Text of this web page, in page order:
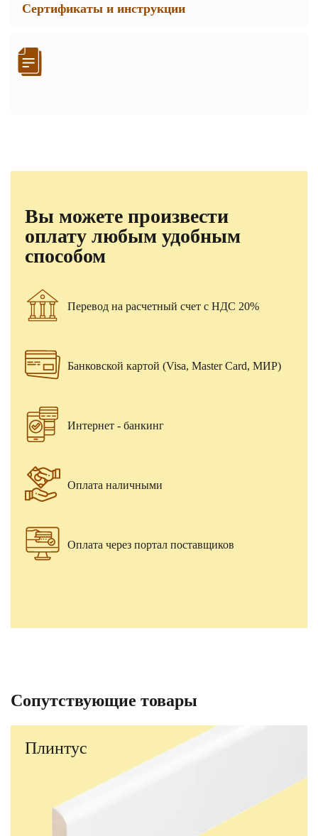
Сертификаты и инструкции
Вы можете произвести
оплату любым удобным
способом
Перевод на расчетный счет с НДС 20%
Банковской картой (Visa, Master Card, МИР)
Интернет - банкинг
Оплата наличными
Оплата через портал поставщиков
Сопутствующие товары
Плинтус